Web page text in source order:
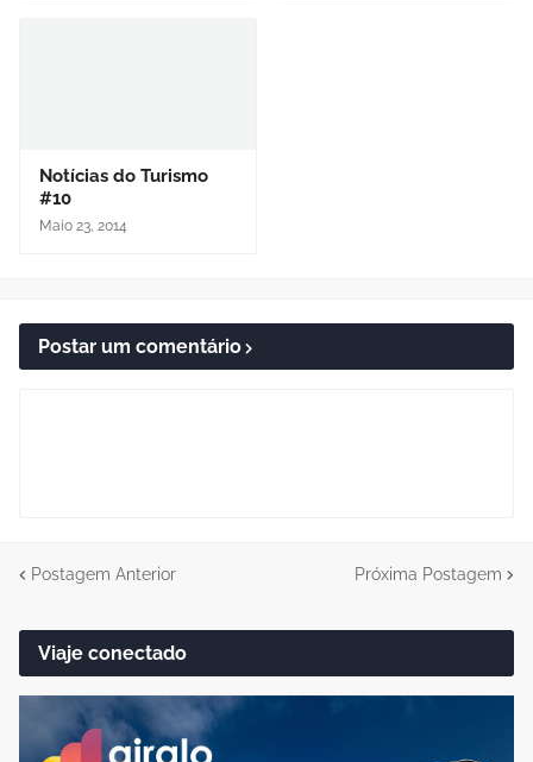
Notícias do Turismo
#10
Maio 23, 2014
Postar um comentário
Postagem Anterior Próxima Postagem
Viaje conectado